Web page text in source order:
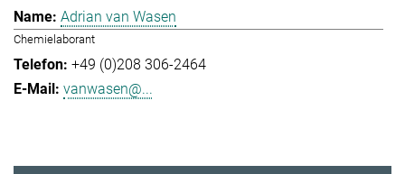
Adrian van Wasen
Chemielaborant
+49 (0)208 306-2464
vanwasen@...